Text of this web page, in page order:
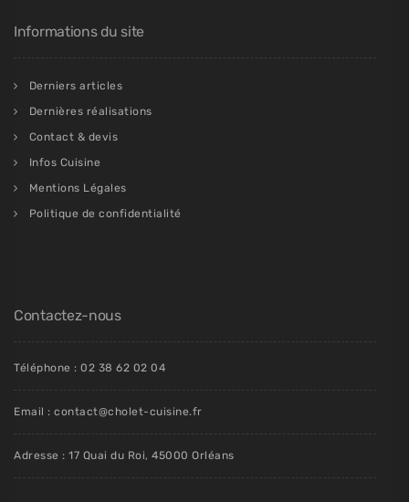
Informations du site
Derniers articles
Dernières réalisations
Contact & devis
Infos Cuisine
Mentions Légales
Politique de confidentialité
Contactez-nous
Téléphone : 02 38 62 02 04
Email : contact@cholet-cuisine.fr
Adresse : 17 Quai du Roi, 45000 Orléans